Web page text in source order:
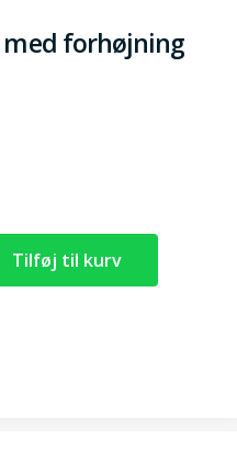
med forhøjning